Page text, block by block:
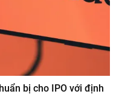
bị cho IPO với định